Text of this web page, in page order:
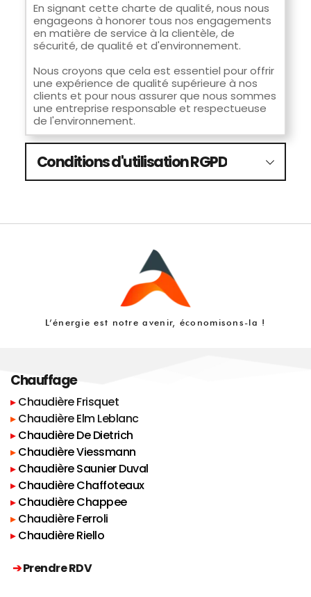
En signant cette charte de qualité, nous nous
engageons à honorer tous nos engagements
en matière de service à la clientèle, de
sécurité, de qualité et d'environnement.
Nous croyons que cela est essentiel pour offrir
une expérience de qualité supérieure à nos
clients et pour nous assurer que nous sommes
une entreprise responsable et respectueuse
de l'environnement.
Conditions d'utilisation RGPD
(Règlement Général sur la Protection des
et s'appliquent à tous les utilisateurs, visiteurs
et autres personnes qui accèdent ou utilisent
En utilisant ce site Web, vous acceptez ces
conditions d'utilisation RGPD dans leur
intégralité. Si vous n'acceptez pas ces
conditions, vous ne devez pas utiliser ce site
Nous collectons des données personnelles via
notre site Web lorsque vous remplissez un
formulaire de contact ou vous vous inscrivez à
notre newsletter. Ces données peuvent inclure
votre nom, votre adresse e-mail et toute
autre information que vous choisissez de nous
fournir.
Nous nous engageons à protéger vos données
personnelles conformément au RGPD.
Utilisation des données personnelles
Nous utilisons les données personnelles
L’énergie est notre avenir, économisons-la !
Chauffage
▸ Chaudière Frisquet
▸Chaudière Elm Leblanc
▸ Chaudière De Dietrich
▸Chaudière Viessmann
▸ Chaudière Saunier Duval
▸Chaudière Chaffoteaux
▸ Chaudière Chappee
▸Chaudière Ferroli
▸ Chaudière Riello
➔ Prendre RDV